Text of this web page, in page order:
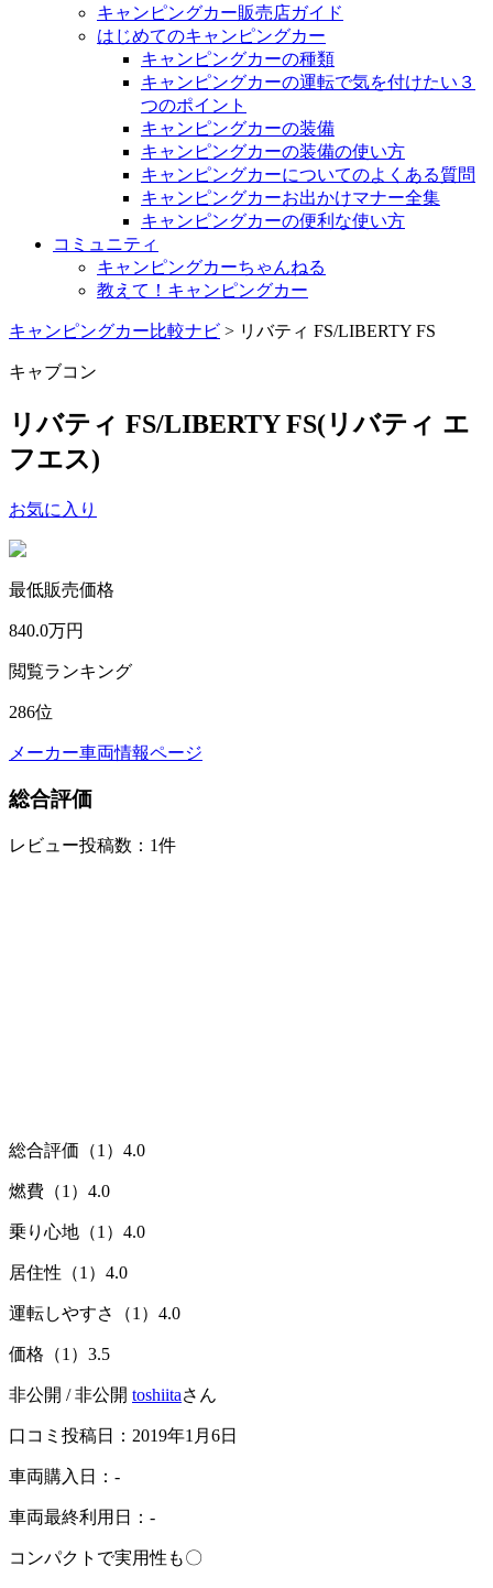
キャンピングカー販売店ガイド
はじめてのキャンピングカー
キャンピングカーの種類
キャンピングカーの運転で気を付けたい３
つのポイント
キャンピングカーの装備
キャンピングカーの装備の使い方
キャンピングカーについてのよくある質問
キャンピングカーお出かけマナー全集
キャンピングカーの便利な使い方
コミュニティ
キャンピングカーちゃんねる
教えて！キャンピングカー
キャンピングカー比較ナビ > リバティ FS/LIBERTY FS
キャブコン
リバティ FS/LIBERTY FS(リバティ エ
フエス)
お気に入り
最低販売価格
840.0万円
閲覧ランキング
286位
メーカー車両情報ページ
総合評価
レビュー投稿数：1件
総合評価（1） 4.0
燃費（1） 4.0
乗り心地（1） 4.0
居住性（1） 4.0
運転しやすさ（1） 4.0
価格（1） 3.5
非公開 / 非公開 toshiitaさん
口コミ投稿日：2019年1月6日
車両購入日：-
車両最終利用日：-
コンパクトで実用性も〇